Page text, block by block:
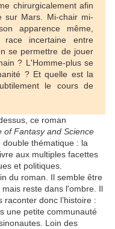
chirurgicalement afin
sur Mars. Mi-chair mi-
apparence même,
incertaine entre
se permettre de jouer
? L'Homme-plus se
? Et quelle est la
le cours de
ce roman
of Fantasy and Science
double thématique : la
aux multiples facettes
et politiques.
du roman. Il semble être
reste dans l'ombre. Il
donc l’histoire :
une petite communauté
Loin des